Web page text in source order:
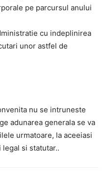
pe parcursul anului
cu indeplinirea
unor astfel de
nu se intruneste
adunarea generala se va
urmatoare, la aceeiasi
si statutar..